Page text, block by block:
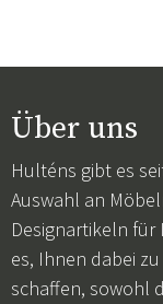
Über uns
Hulténs gibt es
Auswahl an
Designartikeln für
es, Ihnen dabei
schaffen, sowohl